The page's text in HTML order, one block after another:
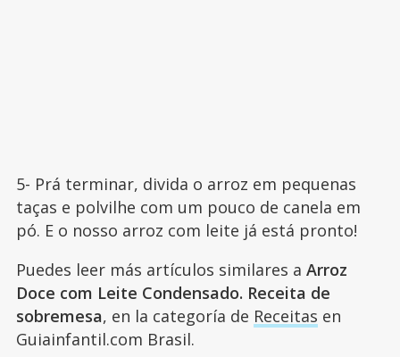
5- Prá terminar, divida o arroz em pequenas
taças e polvilhe com um pouco de canela em
pó. E o nosso arroz com leite já está pronto!
Puedes leer más artículos similares a Arroz
Doce com Leite Condensado. Receita de
sobremesa, en la categoría de Receitas en
Guiainfantil.com Brasil.